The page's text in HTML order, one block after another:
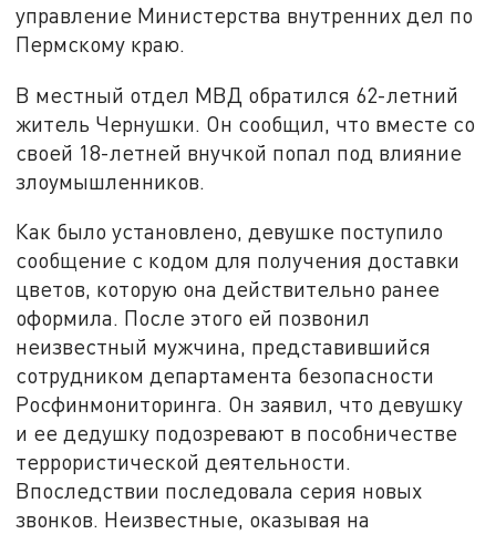
управление Министерства внутренних дел по
Пермскому краю.
В местный отдел МВД обратился 62-летний
житель Чернушки. Он сообщил, что вместе со
своей 18-летней внучкой попал под влияние
злоумышленников.
Как было установлено, девушке поступило
сообщение с кодом для получения доставки
цветов, которую она действительно ранее
оформила. После этого ей позвонил
неизвестный мужчина, представившийся
сотрудником департамента безопасности
Росфинмониторинга. Он заявил, что девушку
и ее дедушку подозревают в пособничестве
террористической деятельности.
Впоследствии последовала серия новых
звонков. Неизвестные, оказывая на